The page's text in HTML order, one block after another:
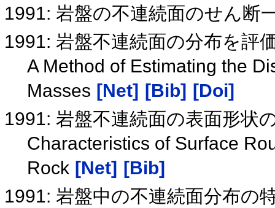
1991: 岩盤の不連続面のせん断
1991: 岩盤不連続面の分布を評
A Method of Estimating the
Masses [Net] [Bib] [Doi]
1991: 岩盤不連続面の表面形状
Characteristics of Surface
Rock [Net] [Bib]
1991: 岩盤中の不連続面分布の